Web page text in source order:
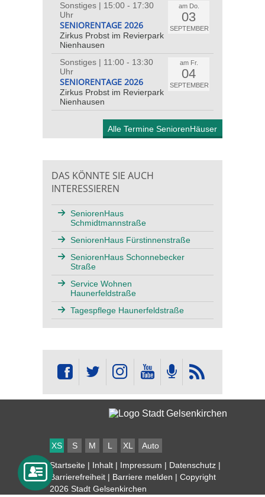
am Do.
03
SEPTEMBER
Sonstiges | 15:00 - 17:30
Uhr
SENIORENTAGE 2026
Zirkus Probst im Revierpark
Nienhausen
am Fr.
04
SEPTEMBER
Sonstiges | 11:00 - 13:30
Uhr
SENIORENTAGE 2026
Zirkus Probst im Revierpark
Nienhausen
Alle Termine SeniorenHäuser
DAS KÖNNTE SIE AUCH
INTERESSIEREN
SeniorenHaus
Schmidtmannstraße
SeniorenHaus Fürstinnenstraße
SeniorenHaus Schonnebecker
Straße
Service Wohnen
Haunerfeldstraße
Tagespflege Haunerfeldstraße
XS S M L XL Auto
Startseite | Inhalt | Impressum | Datenschutz |
Barrierefreiheit | Barriere melden | Copyright
2026 Stadt Gelsenkirchen